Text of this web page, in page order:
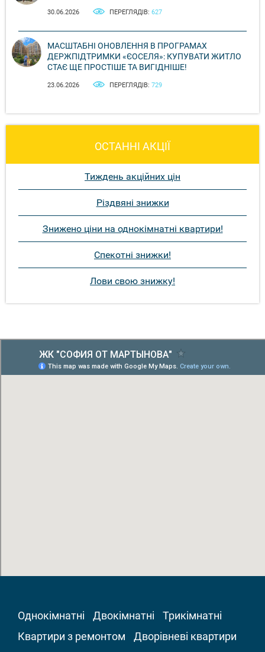
30.06.2026 ПЕРЕГЛЯДІВ: 627
МАСШТАБНІ ОНОВЛЕННЯ В ПРОГРАМАХ
ДЕРЖПІДТРИМКИ «ЄОСЕЛЯ»: КУПУВАТИ ЖИТЛО
СТАЄ ЩЕ ПРОСТІШЕ ТА ВИГІДНІШЕ!
23.06.2026 ПЕРЕГЛЯДІВ: 729
ОСТАННІ АКЦІЇ
Тиждень акційних цін
Різдвяні знижки
Знижено ціни на однокімнатні квартири!
Спекотні знижки!
Лови свою знижку!
Однокімнатні Двокімнатні
Трикімнатні
Квартири з ремонтом
Дворівневі квартири